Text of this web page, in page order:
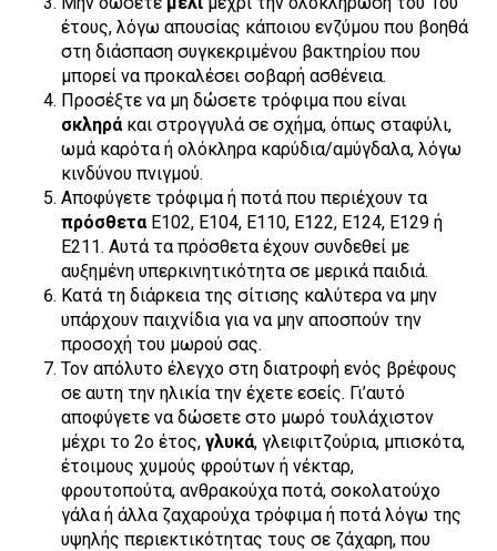
έτους, λόγω απουσίας κάποιου ενζύμου που βοηθά
στη διάσπαση συγκεκριμένου βακτηρίου που
μπορεί να προκαλέσει σοβαρή ασθένεια.
Προσέξτε να μη δώσετε τρόφιμα που είναι
σκληρά και στρογγυλά σε σχήμα, όπως σταφύλι,
ωμά καρότα ή ολόκληρα καρύδια/αμύγδαλα, λόγω
κινδύνου πνιγμού.
Αποφύγετε τρόφιμα ή ποτά που περιέχουν τα
πρόσθετα Ε102, Ε104, Ε110, Ε122, Ε124, Ε129 ή
Ε211. Αυτά τα πρόσθετα έχουν συνδεθεί με
αυξημένη υπερκινητικότητα σε μερικά παιδιά.
Κατά τη διάρκεια της σίτισης καλύτερα να μην
υπάρχουν παιχνίδια για να μην αποσπούν την
προσοχή του μωρού σας.
Τον απόλυτο έλεγχο στη διατροφή ενός βρέφους
σε αυτη την ηλικία την έχετε εσείς. Γι’αυτό
αποφύγετε να δώσετε στο μωρό τουλάχιστον
μέχρι το 2ο έτος, γλυκά, γλειφιτζούρια, μπισκότα,
έτοιμους χυμούς φρούτων ή νέκταρ,
φρουτοπούτα, ανθρακούχα ποτά, σοκολατούχο
γάλα ή άλλα ζαχαρούχα τρόφιμα ή ποτά λόγω της
υψηλής περιεκτικότητας τους σε ζάχαρη, που